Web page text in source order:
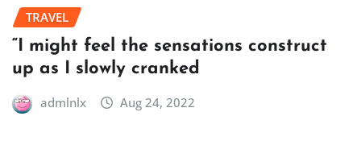
TRAVEL
“I might feel the sensations construct
up as I slowly cranked
admlnlx Aug 24, 2022